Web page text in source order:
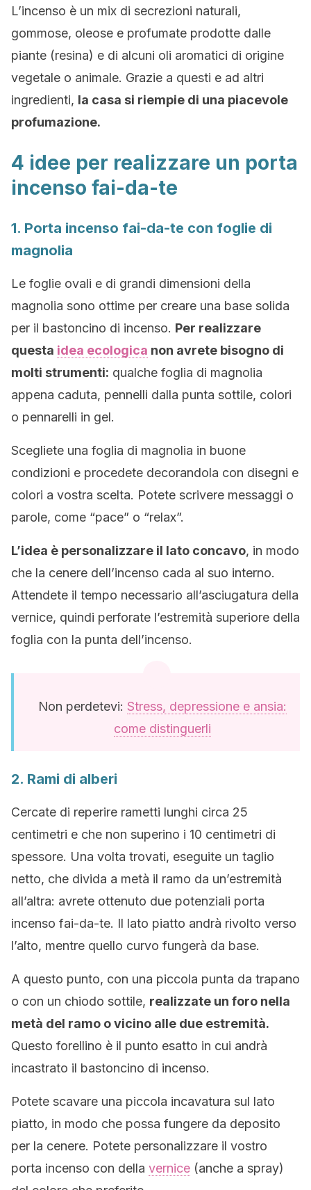
L’incenso è un mix di secrezioni naturali,
gommose, oleose e profumate prodotte dalle
piante (resina) e di alcuni oli aromatici di origine
vegetale o animale. Grazie a questi e ad altri
ingredienti, la casa si riempie di una piacevole
profumazione.
4 idee per realizzare un porta
incenso fai-da-te
1. Porta incenso fai-da-te con foglie di
magnolia
Le foglie ovali e di grandi dimensioni della
magnolia sono ottime per creare una base solida
per il bastoncino di incenso. Per realizzare
questa idea ecologica non avrete bisogno di
molti strumenti: qualche foglia di magnolia
appena caduta, pennelli dalla punta sottile, colori
o pennarelli in gel.
Scegliete una foglia di magnolia in buone
condizioni e procedete decorandola con disegni e
colori a vostra scelta. Potete scrivere messaggi o
parole, come “pace” o “relax”.
L’idea è personalizzare il lato concavo, in modo
che la cenere dell’incenso cada al suo interno.
Attendete il tempo necessario all’asciugatura della
vernice, quindi perforate l’estremità superiore della
foglia con la punta dell’incenso.
Non perdetevi: Stress, depressione e ansia:
come distinguerli
2. Rami di alberi
Cercate di reperire rametti lunghi circa 25
centimetri e che non superino i 10 centimetri di
spessore. Una volta trovati, eseguite un taglio
netto, che divida a metà il ramo da un’estremità
all’altra: avrete ottenuto due potenziali porta
incenso fai-da-te. Il lato piatto andrà rivolto verso
l’alto, mentre quello curvo fungerà da base.
A questo punto, con una piccola punta da trapano
o con un chiodo sottile, realizzate un foro nella
metà del ramo o vicino alle due estremità.
Questo forellino è il punto esatto in cui andrà
incastrato il bastoncino di incenso.
Potete scavare una piccola incavatura sul lato
piatto, in modo che possa fungere da deposito
per la cenere. Potete personalizzare il vostro
porta incenso con della vernice (anche a spray)